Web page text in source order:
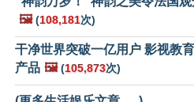
🖼️ (108,181次)
干净世界突破一亿用户 影视教
产品 🖼️ (105,873次)